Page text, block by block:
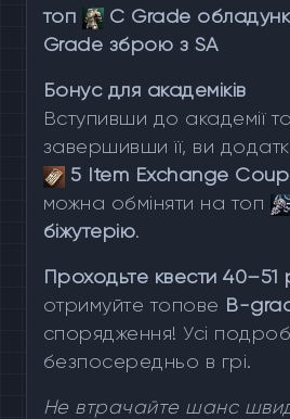
топ
C Grade
Grade зброю з SA
Бонус для академіків
Вступивши до академії
завершивши її, ви
5 Item Exchange
можна обміняти на топ
біжутерію.
Проходьте квести 40–51
отримуйте топове B-
спорядження! Усі
безпосередньо в грі.
Не втрачайте шанс